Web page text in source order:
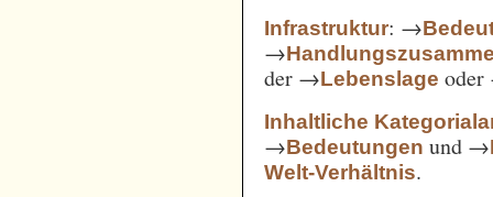
Infrastruktur: →
→
der →Lebenslage
Inhaltliche
→Bedeutungen und →
Welt-Verhältnis.